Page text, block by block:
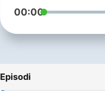
00:00
Episodi